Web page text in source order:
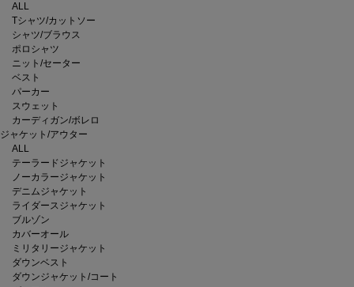
ALL
Tシャツ/カットソー
シャツ/ブラウス
ポロシャツ
ニット/セーター
ベスト
パーカー
スウェット
カーディガン/ボレロ
ジャケット/アウター
ALL
テーラードジャケット
ノーカラージャケット
デニムジャケット
ライダースジャケット
ブルゾン
カバーオール
ミリタリージャケット
ダウンベスト
ダウンジャケット/コート